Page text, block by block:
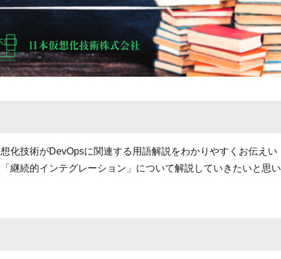
化技術がDevOpsに関連する用語解説をわかりやすくお伝えい
継続的インテグレーション」について解説していきたいと思い